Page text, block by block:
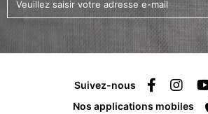
Suivez-nous
Nos applications mobiles